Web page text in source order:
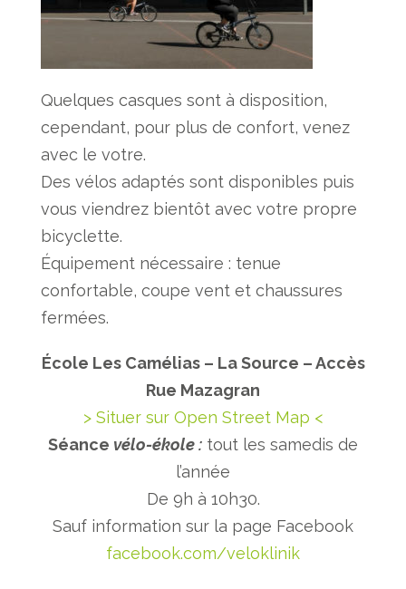
Quelques casques sont à disposition,
cependant, pour plus de confort, venez
avec le votre.
Des vélos adaptés sont disponibles puis
vous viendrez bientôt avec votre propre
bicyclette.
Équipement nécessaire : tenue
confortable, coupe vent et chaussures
fermées.
École Les Camélias – La Source – Accès
Rue Mazagran
> Situer sur Open Street Map <
Séance vélo-ékole : tout les samedis de
l’année
De 9h à 10h30.
Sauf information sur la page Facebook
facebook.com/veloklinik